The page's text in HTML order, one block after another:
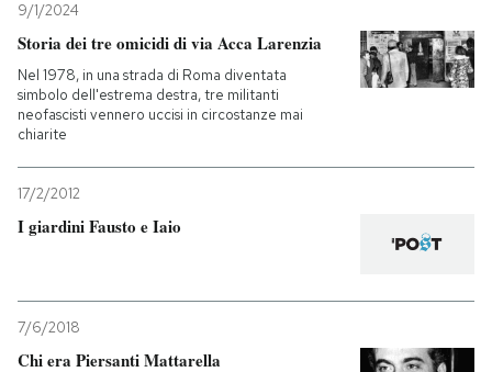
9/1/2024
Storia dei tre omicidi di via Acca Larenzia
Nel 1978, in una strada di Roma diventata
simbolo dell'estrema destra, tre militanti
neofascisti vennero uccisi in circostanze mai
chiarite
17/2/2012
I giardini Fausto e Iaio
7/6/2018
Chi era Piersanti Mattarella